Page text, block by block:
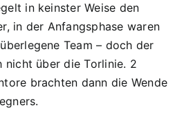
in keinster Weise den
in der Anfangsphase waren
Team – doch der
nicht über die Torlinie. 2
brachten dann die Wende